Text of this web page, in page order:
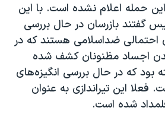
این حمله اعلام نشده است. با این
گفتند بازرسان در حال بررسی
احتمالی ضداسلامی هستند که در
اجساد مظنونان کشف شده
بود که در حال بررسی انگیزه‌های
فعلا این تیراندازی به عنوان
شده است.